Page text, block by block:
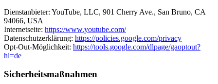
Dienstanbieter: YouTube, LLC, 901 Cherry Ave., San Bruno, CA
94066, USA
Internetseite: https://www.youtube.com/
Datenschutzerklärung: https://policies.google.com/privacy
Opt-Out-Möglichkeit: https://tools.google.com/dlpage/gaoptout?
hl=de
Sicherheitsmaßnahmen